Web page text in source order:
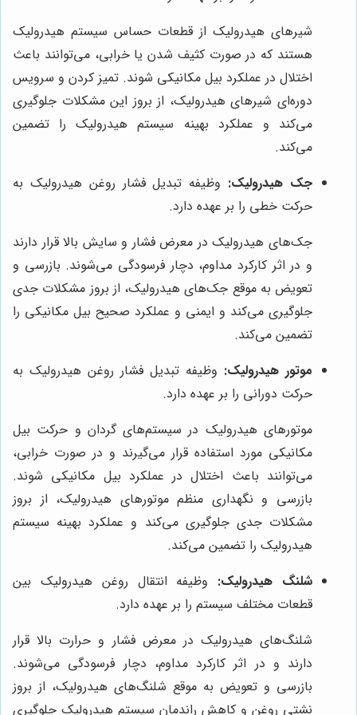
شیرهای هیدرولیک از قطعات حساس سیستم هیدرولیک
هستند که در صورت کثیف شدن یا خرابی، می‌توانند باعث
اختلال در عملکرد بیل مکانیکی شوند. تمیز کردن و سرویس
دوره‌ای شیرهای هیدرولیک، از بروز این مشکلات جلوگیری
می‌کند و عملکرد بهینه سیستم هیدرولیک را تضمین
می‌کند.
جک هیدرولیک: وظیفه تبدیل فشار روغن هیدرولیک به
حرکت خطی را بر عهده دارد.
جک‌های هیدرولیک در معرض فشار و سایش بالا قرار دارند
و در اثر کارکرد مداوم، دچار فرسودگی می‌شوند. بازرسی و
تعویض به موقع جک‌های هیدرولیک، از بروز مشکلات جدی
جلوگیری می‌کند و ایمنی و عملکرد صحیح بیل مکانیکی را
تضمین می‌کند.
موتور هیدرولیک: وظیفه تبدیل فشار روغن هیدرولیک به
حرکت دورانی را بر عهده دارد.
موتورهای هیدرولیک در سیستم‌های گردان و حرکت بیل
مکانیکی مورد استفاده قرار می‌گیرند و در صورت خرابی،
می‌توانند باعث اختلال در عملکرد بیل مکانیکی شوند.
بازرسی و نگهداری منظم موتورهای هیدرولیک، از بروز
مشکلات جدی جلوگیری می‌کند و عملکرد بهینه سیستم
هیدرولیک را تضمین می‌کند.
شلنگ هیدرولیک: وظیفه انتقال روغن هیدرولیک بین
قطعات مختلف سیستم را بر عهده دارد.
شلنگ‌های هیدرولیک در معرض فشار و حرارت بالا قرار
دارند و در اثر کارکرد مداوم، دچار فرسودگی می‌شوند.
بازرسی و تعویض به موقع شلنگ‌های هیدرولیک، از بروز
نشتی روغن و کاهش راندمان سیستم هیدرولیک جلوگیری